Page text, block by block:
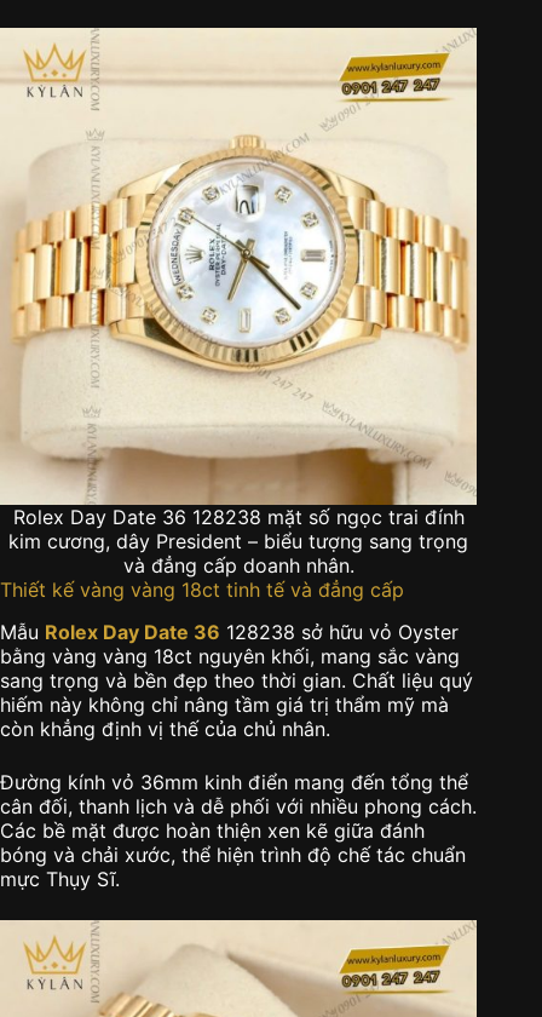
Rolex Day Date 36 128238 mặt số ngọc trai đính
kim cương, dây President – biểu tượng sang trọng
và đẳng cấp doanh nhân.
Thiết kế vàng vàng 18ct tinh tế và đẳng cấp
Mẫu Rolex Day Date 36 128238 sở hữu vỏ Oyster
bằng vàng vàng 18ct nguyên khối, mang sắc vàng
sang trọng và bền đẹp theo thời gian. Chất liệu quý
hiếm này không chỉ nâng tầm giá trị thẩm mỹ mà
còn khẳng định vị thế của chủ nhân.
Đường kính vỏ 36mm kinh điển mang đến tổng thể
cân đối, thanh lịch và dễ phối với nhiều phong cách.
Các bề mặt được hoàn thiện xen kẽ giữa đánh
bóng và chải xước, thể hiện trình độ chế tác chuẩn
mực Thụy Sĩ.